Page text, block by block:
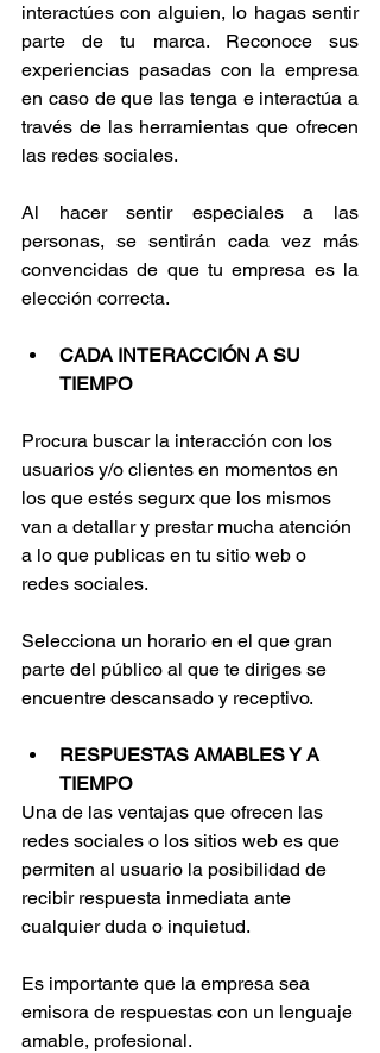
interactúes con alguien, lo hagas sentir
parte de tu marca. Reconoce sus
experiencias pasadas con la empresa
en caso de que las tenga e interactúa a
través de las herramientas que ofrecen
las redes sociales.
Al hacer sentir especiales a las
personas, se sentirán cada vez más
convencidas de que tu empresa es la
elección correcta.
CADA INTERACCIÓN A SU
TIEMPO
Procura buscar la interacción con los
usuarios y/o clientes en momentos en
los que estés segurx que los mismos
van a detallar y prestar mucha atención
a lo que publicas en tu sitio web o
redes sociales.
Selecciona un horario en el que gran
parte del público al que te diriges se
encuentre descansado y receptivo.
RESPUESTAS AMABLES Y A
TIEMPO
Una de las ventajas que ofrecen las
redes sociales o los sitios web es que
permiten al usuario la posibilidad de
recibir respuesta inmediata ante
cualquier duda o inquietud.
Es importante que la empresa sea
emisora de respuestas con un lenguaje
amable, profesional.